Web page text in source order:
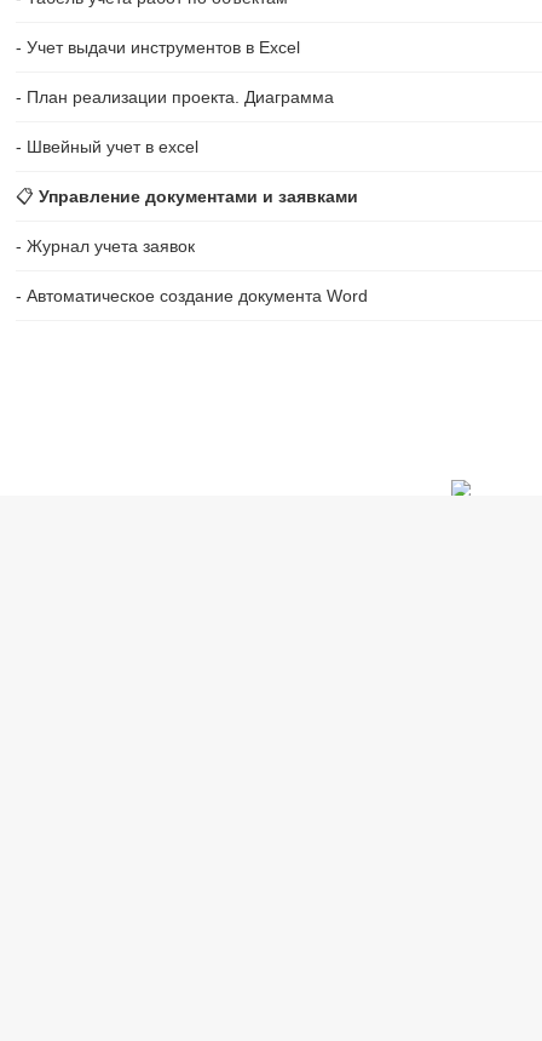
- Учет выдачи инструментов в Excel
- План реализации проекта. Диаграмма
- Швейный учет в excel
📋Управление документами и заявками
- Журнал учета заявок
- Автоматическое создание документа Word